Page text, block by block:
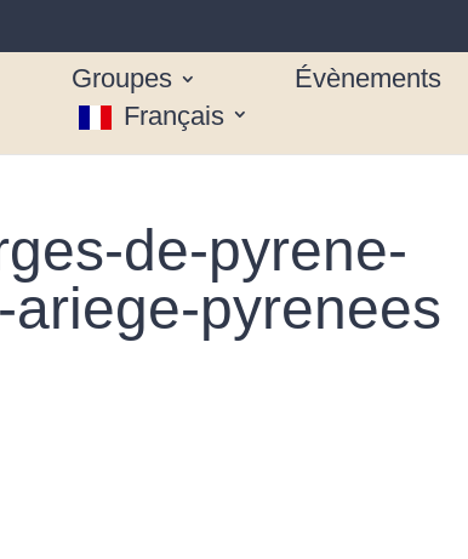
Groupes Évènements
Français
de-pyrene-
pyrenees